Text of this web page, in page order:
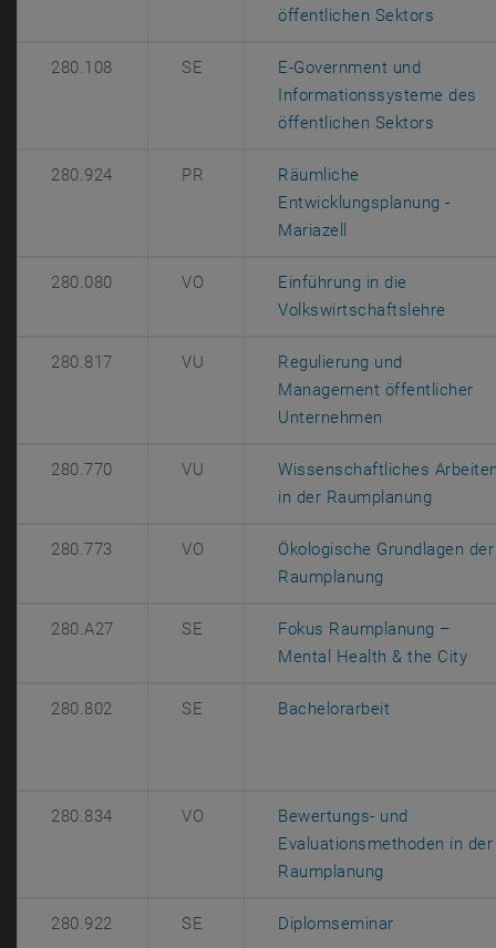
öffentlichen Sektors
280.108 SE
E-Government und
Informationssysteme des
öffentlichen Sektors
280.924 PR
Räumliche
Entwicklungsplanung -
Mariazell
280.080 VO
Einführung in die
Volkswirtschaftslehre
280.817 VU
Regulierung und
Management öffentlicher
Unternehmen
280.770 VU
Wissenschaftliches
in der Raumplanung
280.773 VO
Ökologische Grundlagen der
Raumplanung
280.A27 SE
Fokus Raumplanung –
Mental Health & the City,
280.802 SE Bachelorarbeit
280.834 VO
Bewertungs- und
Evaluationsmethoden in der
Raumplanung
280.922 SE Diplomseminar, öffnet eine